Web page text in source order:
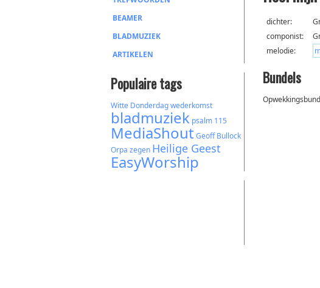
BEAMER
BLADMUZIEK
ARTIKELEN
Populaire tags
Witte Donderdagwederkomst
bladmuziek psalm 115
MediaShoutGeoff Bullock
Orpa zegen Heilige Geest
EasyWorship
dichter:
componist:
melodie:
Bundels